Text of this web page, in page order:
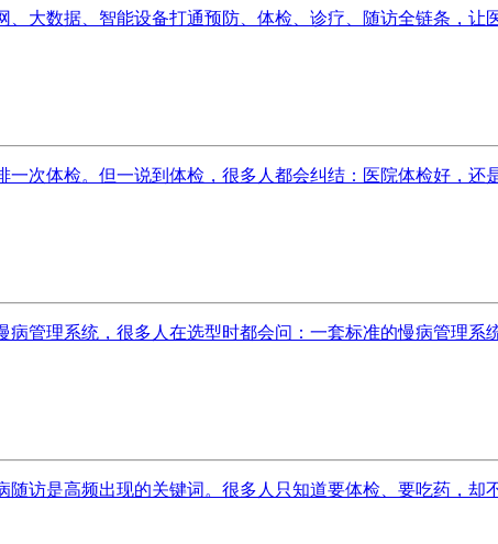
大数据、智能设备打通预防、体检、诊疗、随访全链条，让
次体检。但一说到体检，很多人都会纠结：医院体检好，还
管理系统，很多人在选型时都会问：一套标准的慢病管理系
访是高频出现的关键词。很多人只知道要体检、要吃药，却